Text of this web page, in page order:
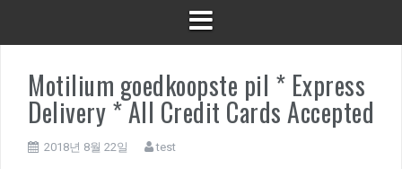
Motilium goedkoopste pil * Express
Delivery * All Credit Cards Accepted
2018년 8월 22일 test